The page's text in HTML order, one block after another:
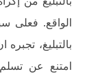
الواقع. فعلى
بالتبليغ،
امتنع عن